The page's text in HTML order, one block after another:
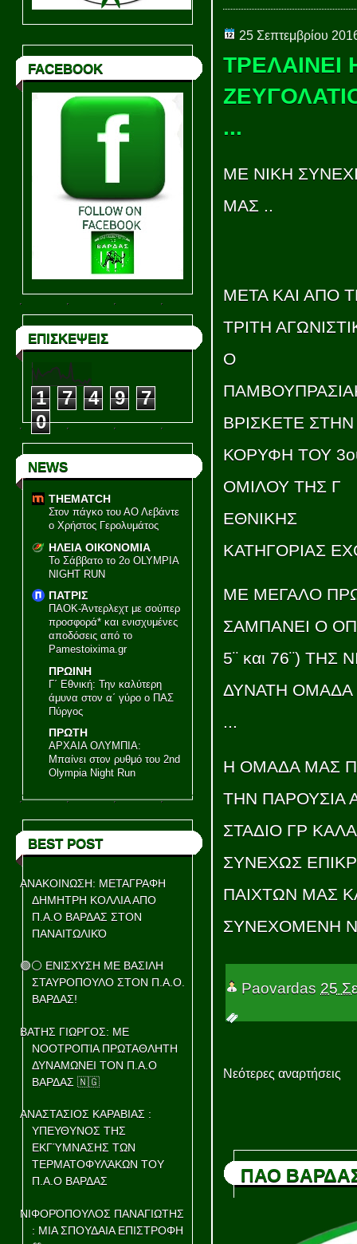
FACEBOOK
ΕΠΙΣΚΕΨΕΙΣ
1 7 4 9
7
0
NEWS
THEMATCH
Στον πάγκο του ΑΟ Λεβάντε
ο Χρήστος Γερολυμάτος
ΗΛΕΙΑ ΟΙΚΟΝΟΜΙΑ
Το Σάββατο το 2ο OLYMPIA
NIGHT RUN
ΠΑΤΡΙΣ
ΠΑΟΚ-Άντερλεχτ με σούπερ
προσφορά* και ενισχυμένες
αποδόσεις από το
Pamestoixima.gr
ΠΡΩΙΝΗ
Γ΄ Εθνική: Την καλύτερη
άμυνα στον α΄ γύρο ο ΠΑΣ
Πύργος
ΠΡΩΤΗ
ΑΡΧΑΙΑ ΟΛΥΜΠΙΑ:
Μπαίνει στον ρυθμό του 2nd
Olympia Night Run
BEST POST
ΑΝΑΚΟΙΝΩΣΗ: ΜΕΤΑΓΡΑΦΗ
ΔΗΜΗΤΡΗ ΚΟΛΛΙΑ ΑΠΟ
Π.Α.Ο ΒΑΡΔΑΣ ΣΤΟΝ
ΠΑΝΑΙΤΩΛΙΚΌ
🟢⚪ ΕΝΙΣΧΥΣΗ ΜΕ ΒΑΣΙΛΗ
ΣΤΑΥΡΟΠΟΥΛΟ ΣΤΟΝ Π.Α.Ο.
ΒΑΡΔΑΣ!
ΒΑΤΗΣ ΓΙΩΡΓΟΣ: ΜΕ
ΝΟΟΤΡΟΠΊΑ ΠΡΩΤΑΘΛΗΤΗ
ΔΥΝΑΜΩΝΕΙ ΤΟΝ Π.Α.Ο
ΒΑΡΔΑΣ 🇳🇬
ΑΝΑΣΤΑΣΙΟΣ ΚΑΡΑΒΙΑΣ :
ΥΠΕΥΘΥΝΟΣ ΤΗΣ
ΕΚΓΎΜΝΑΣΗΣ ΤΩΝ
ΤΕΡΜΑΤΟΦΥΛΆΚΩΝ ΤΟΥ
Π.Α.Ο ΒΑΡΔΑΣ
ΝΙΦΟΡΌΠΟΥΛΟΣ ΠΑΝΑΓΙΩΤΗΣ
: ΜΙΑ ΣΠΟΥΔΑΙΑ ΕΠΙΣΤΡΟΦΗ
25 Σεπτεμβρίου
ΤΡΕΛΑΙΝΕΙ
...
ΜΕ ΝΙΚΗ
ΜΑΣ ..
ΜΕΤΑ ΚΑΙ ΑΠΟ
ΤΡΙΤΗ
Ο
ΒΡΙΣΚΕΤΕ ΣΤΗΝ
ΚΟΡΥΦΗ ΤΟΥ
ΟΜΙΛΟΥ ΤΗΣ Γ
ΕΘΝΙΚΗΣ
ΚΑΤΗΓΟΡΙΑΣ
ΜΕ ΜΕΓΑΛΟ
ΣΑΜΠΑΝΕΙ Ο
5¨ και 76¨)
ΔΥΝΑΤΗ ΟΜΑΔΑ
...
Η ΟΜΑΔΑ ΜΑΣ
ΤΗΝ ΠΑΡΟΥΣΙΑ
ΣΤΑΔΙΟ ΓΡ
ΣΥΝΕΧΩΣ
ΠΑΙΧΤΩΝ ΜΑΣ
ΣΥΝΕΧΟΜΕΝΗ
Paovardas 25
Νεότερες αναρτήσεις
ΠΑΟ